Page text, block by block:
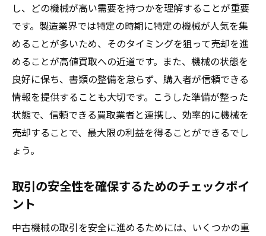
資産価値を維持するための心得
売却前に行うべき準備作業
買手にアピールするためのポイント
し、どの機械が高い需要を持つかを理解することが重要
です。製造業界では特定の時期に特定の機械が人気を集
めることが多いため、そのタイミングを狙って売却を進
めることが高値買取への近道です。また、機械の状態を
良好に保ち、書類の整備を怠らず、購入者が信頼できる
情報を提供することも大切です。こうした準備が整った
状態で、信頼できる買取業者と連携し、効率的に機械を
売却することで、最大限の利益を得ることができるでし
ょう。
取引の安全性を確保するためのチェックポイ
ント
中古機械の取引を安全に進めるためには、いくつかの重